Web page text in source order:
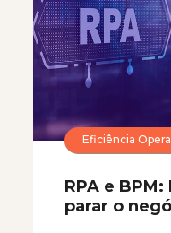
Eficiência
RPA e
parar o